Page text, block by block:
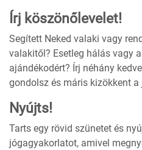
Írj köszönőlevelet!
Segített Neked valaki vagy
valakitől? Esetleg hálás vagy
ajándékodért? Írj néhány
gondolsz és máris kizökkent
Nyújts!
Tarts egy rövid szünetet és
jógagyakorlatot, amivel